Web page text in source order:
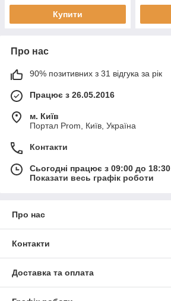
Купити
Про нас
90% позитивних з 31 відгука за рік
Працює з 26.05.2016
м. Київ
Портал Prom, Київ, Україна
Контакти
Сьогодні працює з 09:00 до 18:30
Показати весь графік роботи
Про нас
Контакти
Доставка та оплата